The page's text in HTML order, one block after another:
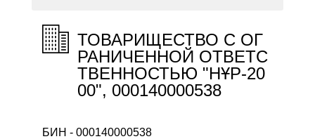
ТОВАРИЩЕСТВО С ОГ
РАНИЧЕННОЙ ОТВЕТС
ТВЕННОСТЬЮ "НҰР-20
00", 000140000538
БИН - 000140000538